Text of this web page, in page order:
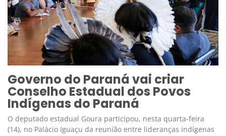
Governo do Paraná vai criar
Conselho Estadual dos Povos
Indígenas do Paraná
O deputado estadual Goura participou, nesta quarta-feira
(14), no Palácio Iguaçu da reunião entre lideranças indígenas